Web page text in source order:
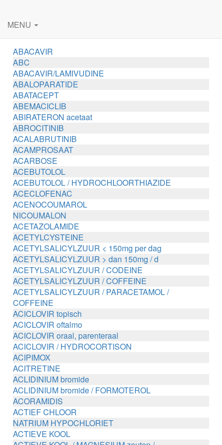
MENU
ABACAVIR
ABC
ABACAVIR/LAMIVUDINE
ABALOPARATIDE
ABATACEPT
ABEMACICLIB
ABIRATERON acetaat
ABROCITINIB
ACALABRUTINIB
ACAMPROSAAT
ACARBOSE
ACEBUTOLOL
ACEBUTOLOL / HYDROCHLOORTHIAZIDE
ACECLOFENAC
ACENOCOUMAROL
NICOUMALON
ACETAZOLAMIDE
ACETYLCYSTEINE
ACETYLSALICYLZUUR < 150mg per dag
ACETYLSALICYLZUUR > dan 150mg / d
ACETYLSALICYLZUUR / CODEINE
ACETYLSALICYLZUUR / COFFEINE
ACETYLSALICYLZUUR / PARACETAMOL /
COFFEINE
ACICLOVIR topisch
ACICLOVIR oftalmo
ACICLOVIR oraal, parenteraal
ACICLOVIR / HYDROCORTISON
ACIPIMOX
ACITRETINE
ACLIDINIUM bromide
ACLIDINIUM bromide / FORMOTEROL
ACORAMIDIS
ACTIEF CHLOOR
NATRIUM HYPOCHLORIET
ACTIEVE KOOL